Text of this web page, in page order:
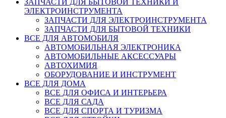
ЭЛЕКТРОИНСТРУМЕНТА
ЗАПЧАСТИ ДЛЯ ЭЛЕКТРОИНСТРУМЕНТА
ЗАПЧАСТИ ДЛЯ БЫТОВОЙ ТЕХНИКИ
ВСЕ ДЛЯ АВТОМОБИЛЯ
АВТОМОБИЛЬНАЯ ЭЛЕКТРОНИКА
АВТОМОБИЛЬНЫЕ АКСЕССУАРЫ
АВТОХИМИЯ
ОБОРУДОВАНИЕ И ИНСТРУМЕНТ
ВСЕ ДЛЯ ДОМА
ВСЕ ДЛЯ ОФИСА И ИНТЕРЬЕРА
ВСЕ ДЛЯ САДА
ВСЕ ДЛЯ СПОРТА И ТУРИЗМА